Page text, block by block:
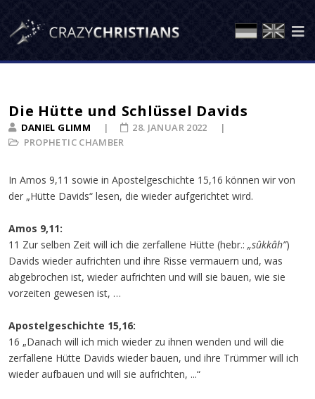
Die Hütte und Schlüssel Davids
DANIEL GLIMM
PROPHETIC CHAMBER
28. JANUAR 2022
In Amos 9,11 sowie in Apostelgeschichte 15,16 können wir von
der „Hütte Davids“ lesen, die wieder aufgerichtet wird.
Amos 9,11:
11 Zur selben Zeit will ich die zerfallene Hütte (hebr.: „sûkkâh”)
Davids wieder aufrichten und ihre Risse vermauern und, was
abgebrochen ist, wieder aufrichten und will sie bauen, wie sie
vorzeiten gewesen ist, …
Apostelgeschichte 15,16:
16 „Danach will ich mich wieder zu ihnen wenden und will die
zerfallene Hütte Davids wieder bauen, und ihre Trümmer will ich
wieder aufbauen und will sie aufrichten, ...“